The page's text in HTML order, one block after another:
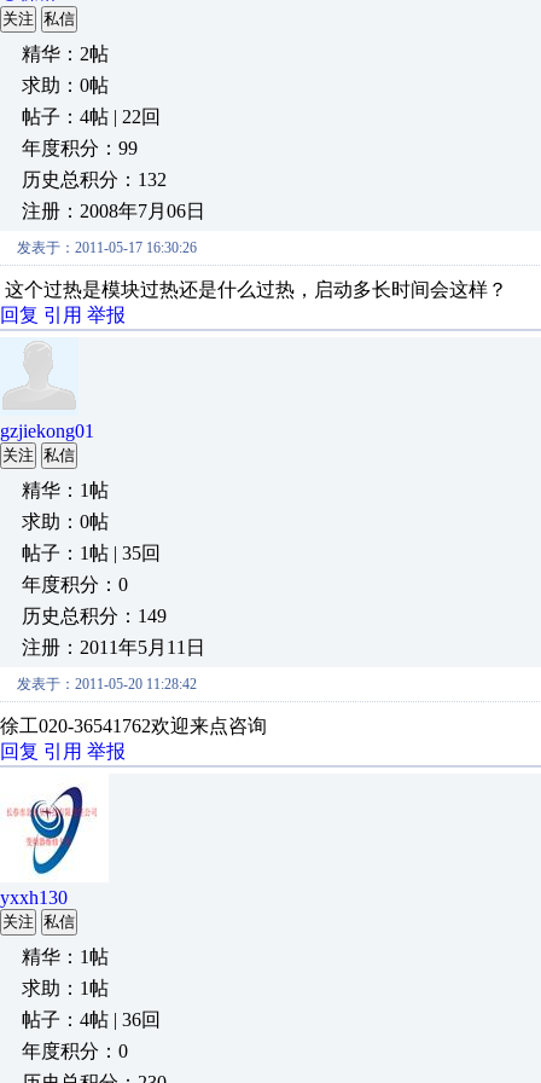
关注 私信
精华：2帖
求助：0帖
帖子：4帖 | 22回
年度积分：99
历史总积分：132
注册：2008年7月06日
发表于：2011-05-17 16:30:26
这个过热是模块过热还是什么过热，启动多长时间会这样？
回复 引用 举报
gzjiekong01
关注 私信
精华：1帖
求助：0帖
帖子：1帖 | 35回
年度积分：0
历史总积分：149
注册：2011年5月11日
发表于：2011-05-20 11:28:42
徐工020-36541762欢迎来点咨询
回复 引用 举报
yxxh130
关注 私信
精华：1帖
求助：1帖
帖子：4帖 | 36回
年度积分：0